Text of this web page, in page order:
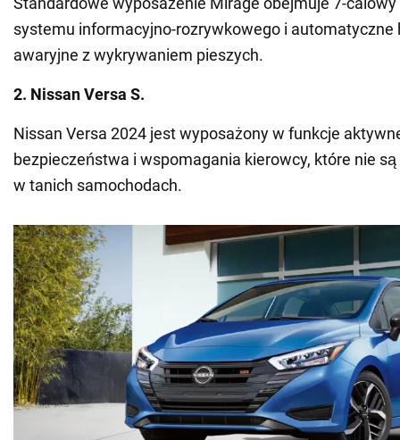
systemu informacyjno-rozrywkowego i automatyczne
awaryjne z wykrywaniem pieszych.
2. Nissan Versa S.
Nissan Versa 2024 jest wyposażony w funkcje
bezpieczeństwa i wspomagania kierowcy, które nie
w tanich samochodach.